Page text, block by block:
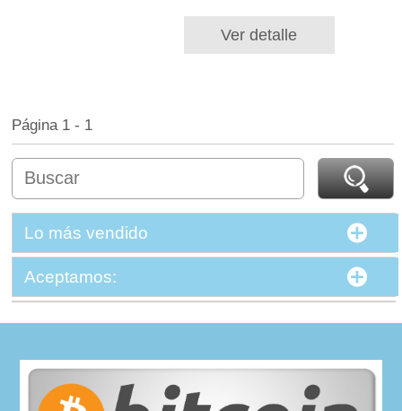
Ver detalle
Página 1 - 1
Lo más vendido
Aceptamos: